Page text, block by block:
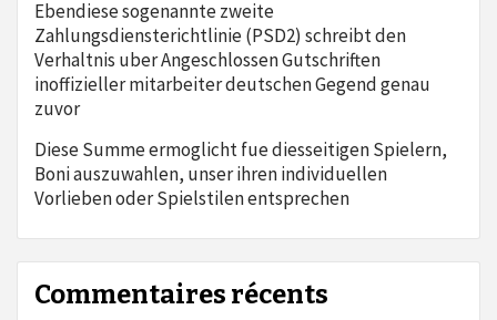
Ebendiese sogenannte zweite
Zahlungsdiensterichtlinie (PSD2) schreibt den
Verhaltnis uber Angeschlossen Gutschriften
inoffizieller mitarbeiter deutschen Gegend genau
zuvor
Diese Summe ermoglicht fue diesseitigen Spielern,
Boni auszuwahlen, unser ihren individuellen
Vorlieben oder Spielstilen entsprechen
Commentaires récents